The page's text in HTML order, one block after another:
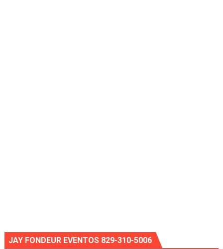
JAY FONDEUR EVENTOS 829-310-5006